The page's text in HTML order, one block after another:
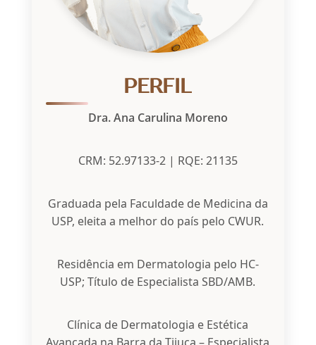
PERFIL
Dra. Ana Carulina Moreno
CRM: 52.97133-2 | RQE: 21135
Graduada pela Faculdade de Medicina da
USP, eleita a melhor do país pelo CWUR.
Residência em Dermatologia pelo HC-
USP; Título de Especialista SBD/AMB.
Clínica de Dermatologia e Estética